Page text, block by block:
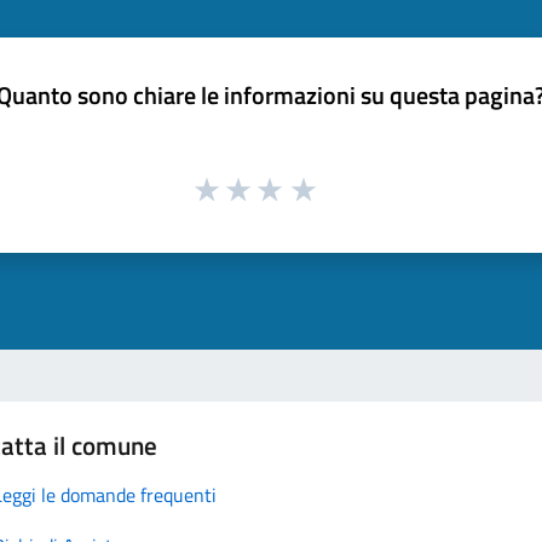
sono chiare le informazioni su questa
il comune
le domande frequenti